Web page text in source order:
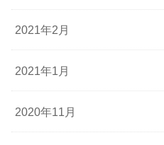
2021年2月
2021年1月
2020年11月